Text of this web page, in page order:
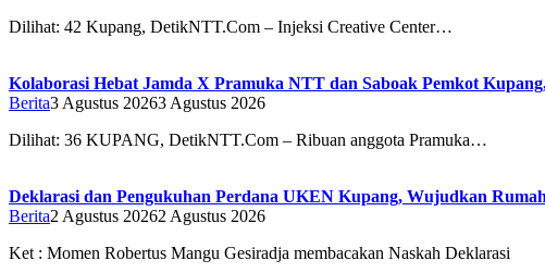
Dilihat: 42 Kupang, DetikNTT.Com – Injeksi Creative Center…
Kolaborasi Hebat Jamda X Pramuka NTT dan Saboak Pemkot
Berita3 Agustus 20263 Agustus 2026
Dilihat: 36 ‎‎KUPANG, DetikNTT.Com – Ribuan anggota Pramuka…
Deklarasi dan Pengukuhan Perdana UKEN Kupang, Wujudkan
Berita2 Agustus 20262 Agustus 2026
Ket : Momen Robertus Mangu Gesiradja membacakan Naskah Deklarasi